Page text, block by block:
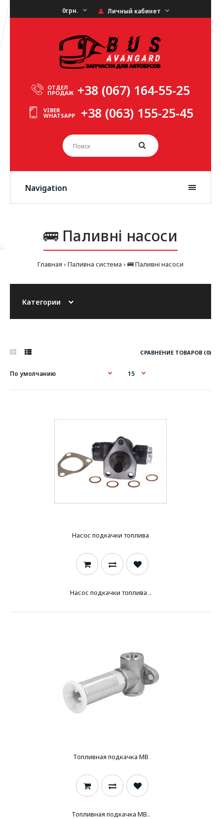
0грн. Личный кабинет
ОТДЕЛ
ПРОДАЖ +38 (067) 164-55-25
VIBER
WHATSAPP +38 (063) 155-25-45
Navigation
🚌 Паливні насоси
Главная Паливна система 🚌 Паливні насоси
Категории
СРАВНЕНИЕ ТОВАРОВ (0)
Насос подкачки топлива
Насос подкачки топлива ..
Топливная подкачка MB
Топливная подкачка MB..